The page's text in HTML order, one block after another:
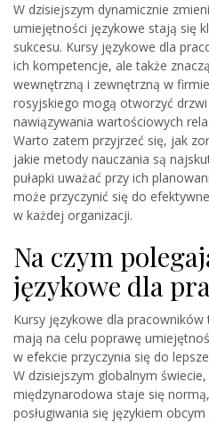
W dzisiejszym dynamicznie
umiejętności językowe stają się
sukcesu. Kursy językowe dla
ich kompetencje, ale także
wewnętrzną i zewnętrzną w
rosyjskiego mogą otworzyć
nawiązywania wartościowych
Warto zatem przyjrzeć się, jak
jakie metody nauczania są
pułapki uważać przy ich
może przyczynić się do
w każdej organizacji.
Na czym
językowe dla
Kursy językowe dla
mają na celu poprawę
w efekcie przyczynia się do
W dzisiejszym globalnym świecie,
międzynarodowa staje się
posługiwania się językiem